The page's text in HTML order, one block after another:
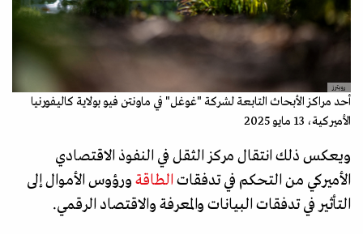
رويترز
أحد مراكز الأبحاث التابعة لشركة "غوغل" في ماونتن فيو بولاية كاليفورنيا
الأميركية، 13 مايو 2025
ويعكس ذلك انتقال مركز الثقل في النفوذ الاقتصادي
الأميركي من التحكم في تدفقات الطاقة ورؤوس الأموال إلى
التأثير في تدفقات البيانات والمعرفة والاقتصاد الرقمي.